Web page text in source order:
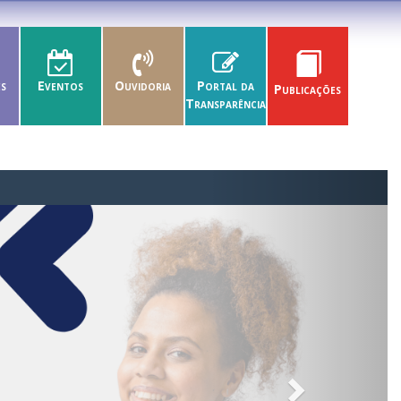
Eventos Ouvidoria
Portal da
Transparência
Publicações